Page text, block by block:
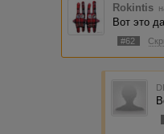
Rokintis
Вот это
#62